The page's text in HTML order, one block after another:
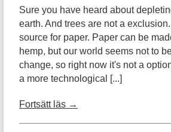
Sure you have heard about
earth. And trees are not a
source for paper. Paper can be
hemp, but our world seems not to
change, so right now it's not a
a more technological [...]
Fortsätt läs →